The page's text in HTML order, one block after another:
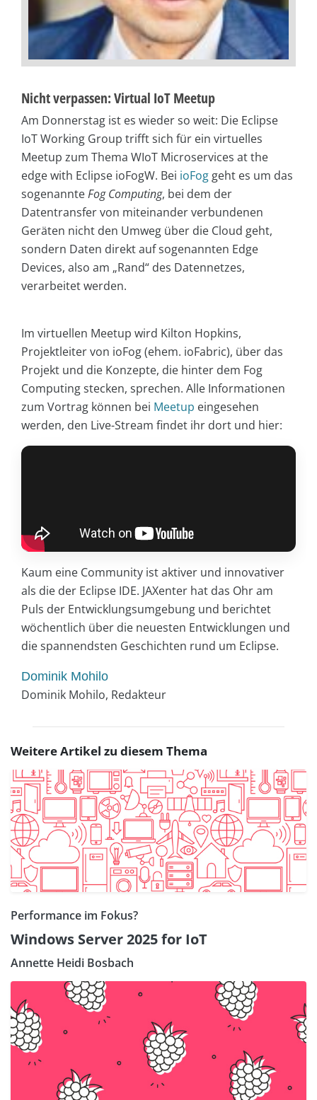
Nicht verpassen: Virtual IoT Meetup
Am Donnerstag ist es wieder so weit: Die Eclipse
IoT Working Group trifft sich für ein virtuelles
Meetup zum Thema WIoT Microservices at the
edge with Eclipse ioFogW. Bei ioFog geht es um das
sogenannteFog Computing, bei dem der
Datentransfer von miteinander verbundenen
Geräten nicht den Umweg über die Cloud geht,
sondern Daten direkt auf sogenannten Edge
Devices, also am „Rand“ des Datennetzes,
verarbeitet werden.
Im virtuellen Meetup wird Kilton Hopkins,
Projektleiter von ioFog (ehem. ioFabric), über das
Projekt und die Konzepte, die hinter dem Fog
Computing stecken, sprechen. Alle Informationen
zum Vortrag können bei Meetup eingesehen
werden, den Live-Stream findet ihr dort und hier:
Kaum eine Community ist aktiver und innovativer
als die der Eclipse IDE. JAXenter hat das Ohr am
Puls der Entwicklungsumgebung und berichtet
wöchentlich über die neuesten Entwicklungen und
die spannendsten Geschichten rund um Eclipse.
Dominik Mohilo
Dominik Mohilo, Redakteur
Weitere Artikel zu diesem Thema
Performance im Fokus?
Windows Server 2025 for IoT
Annette Heidi Bosbach